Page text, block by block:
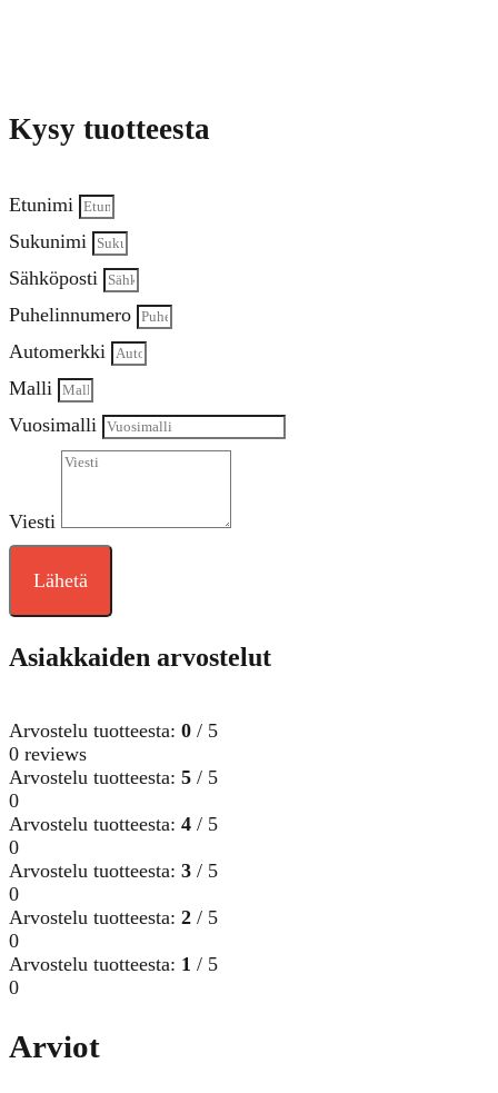
Kysy tuotteesta
Etunimi
Sukunimi
Sähköposti
Puhelinnumero
Automerkki
Malli
Vuosimalli
Viesti
Lähetä
Asiakkaiden arvostelut
Arvostelu tuotteesta: 0 / 5
0 reviews
Arvostelu tuotteesta: 5 / 5
0
Arvostelu tuotteesta: 4 / 5
0
Arvostelu tuotteesta: 3 / 5
0
Arvostelu tuotteesta: 2 / 5
0
Arvostelu tuotteesta: 1 / 5
0
Arviot